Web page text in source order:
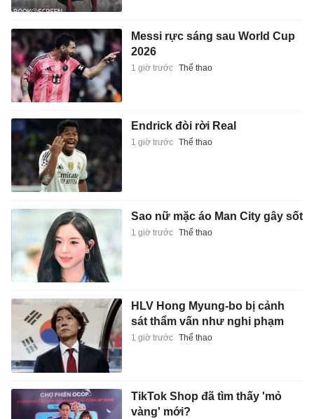
Messi rực sáng sau World Cup
2026
1 giờ trước Thể thao
Endrick đòi rời Real
1 giờ trước Thể thao
Sao nữ mặc áo Man City gây sốt
1 giờ trước Thể thao
HLV Hong Myung-bo bị cảnh
sát thẩm vấn như nghi phạm
1 giờ trước Thể thao
TikTok Shop đã tìm thấy 'mỏ
vàng' mới?